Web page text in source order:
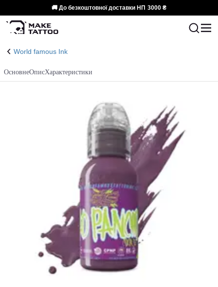
🚚 До безкоштовної доставки НП 3000 ₴
World famous Ink
ОсновнеОписХарактеристики